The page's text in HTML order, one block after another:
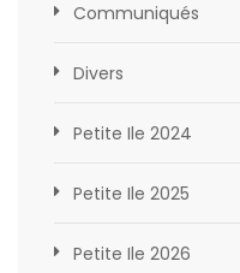
Communiqués
Divers
Petite Ile 2024
Petite Ile 2025
Petite Ile 2026